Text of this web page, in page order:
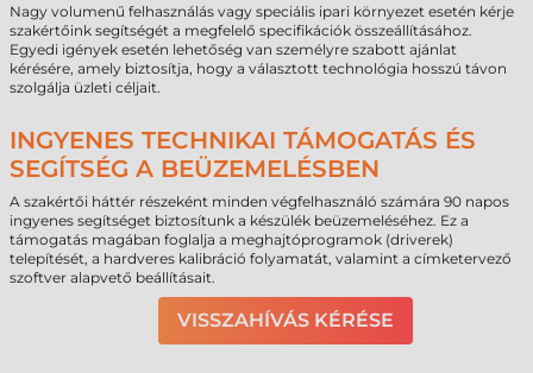
Nagy volumenű felhasználás vagy speciális ipari környezet esetén kérje
szakértőink segítségét a megfelelő specifikációk összeállításához.
Egyedi igények esetén lehetőség van személyre szabott ajánlat
kérésére, amely biztosítja, hogy a választott technológia hosszú távon
szolgálja üzleti céljait.
INGYENES TECHNIKAI TÁMOGATÁS ÉS
SEGÍTSÉG A BEÜZEMELÉSBEN
A szakértői háttér részeként minden végfelhasználó számára 90 napos
ingyenes segítséget biztosítunk a készülék beüzemeléséhez. Ez a
támogatás magában foglalja a meghajtóprogramok (driverek)
telepítését, a hardveres kalibráció folyamatát, valamint a címketervező
szoftver alapvető beállításait.
VISSZAHÍVÁS KÉRÉSE